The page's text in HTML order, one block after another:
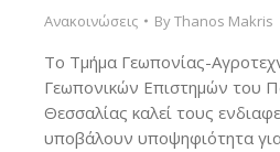
Ανακοινώσεις ByThanos Makris
Το Τμήμα Γεωπονίας-
Γεωπονικών Επιστημών του
Θεσσαλίας καλεί τους
υποβάλουν υποψηφιότητα